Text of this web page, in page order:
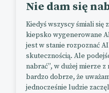
Nie dam się
Kiedyś wszyscy śmiali się
kiepsko wygenerowane
jest w stanie rozpoznać
skutecznością. Ale
nabrać”, w dużej mierze z
bardzo dobrze, że
jednocześnie ludzie